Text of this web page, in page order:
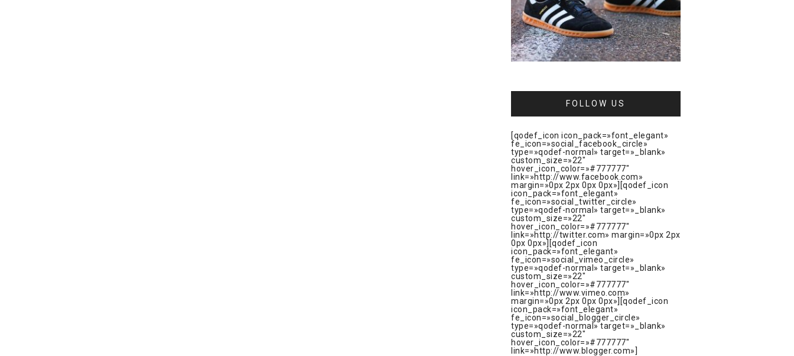
FOLLOW US
[qodef_icon icon_pack=»font_elegant»
fe_icon=»social_facebook_circle»
type=»qodef-normal» target=»_blank»
custom_size=»22″
hover_icon_color=»#777777″
link=»http://www.facebook.com»
margin=»0px 2px 0px 0px»][qodef_icon
icon_pack=»font_elegant»
fe_icon=»social_twitter_circle»
type=»qodef-normal» target=»_blank»
custom_size=»22″
hover_icon_color=»#777777″
link=»http://twitter.com» margin=»0px 2px
0px 0px»][qodef_icon
icon_pack=»font_elegant»
fe_icon=»social_vimeo_circle»
type=»qodef-normal» target=»_blank»
custom_size=»22″
hover_icon_color=»#777777″
link=»http://www.vimeo.com»
margin=»0px 2px 0px 0px»][qodef_icon
icon_pack=»font_elegant»
fe_icon=»social_blogger_circle»
type=»qodef-normal» target=»_blank»
custom_size=»22″
hover_icon_color=»#777777″
link=»http://www.blogger.com»]